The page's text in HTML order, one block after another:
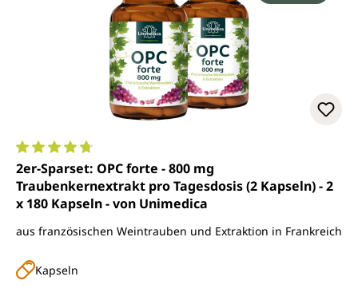
Durchschnittliche Bewertung von 4.8 von 5 Sternen
2er-Sparset: OPC forte - 800 mg
Traubenkernextrakt pro Tagesdosis (2 Kapseln) - 2
x 180 Kapseln - von Unimedica
aus französischen Weintrauben und Extraktion in Frankreich
Kapseln